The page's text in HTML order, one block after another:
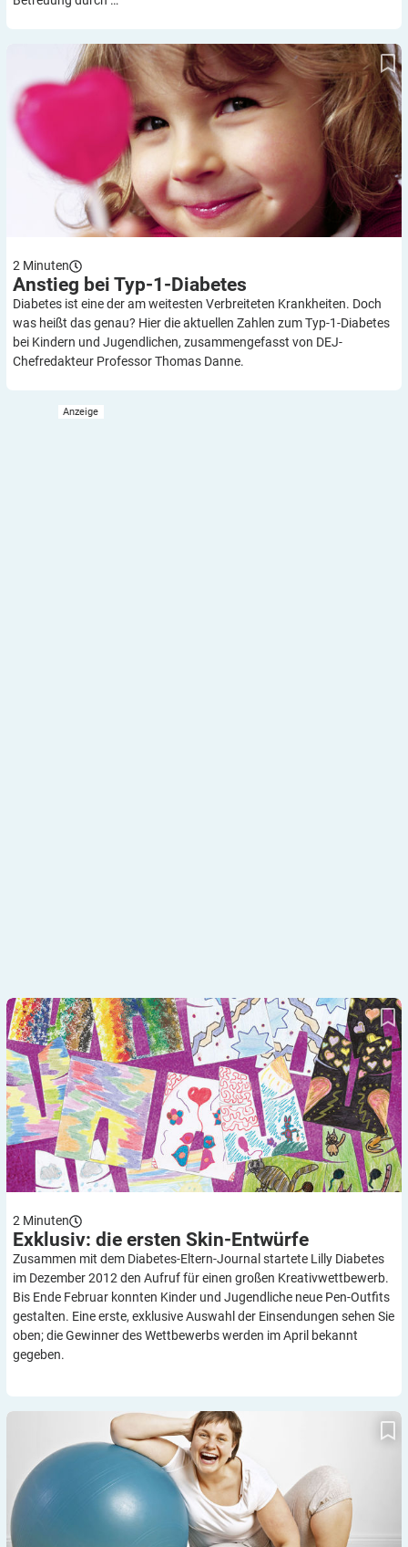
Anstieg bei Typ-1-Diabetes
2 Minuten
Anstieg bei Typ-1-Diabetes
Diabetes ist eine der am weitesten Verbreiteten Krankheiten. Doch
was heißt das genau? Hier die aktuellen Zahlen zum Typ-1-Diabetes
bei Kindern und Jugendlichen, zusammengefasst von DEJ-
Chefredakteur Professor Thomas Danne.
Exklusiv: die ersten Skin-Entwürfe
2 Minuten
Exklusiv: die ersten Skin-Entwürfe
Zusammen mit dem Diabetes-Eltern-Journal startete Lilly Diabetes
im Dezember 2012 den Aufruf für einen großen Kreativwettbewerb.
Bis Ende Februar konnten Kinder und Jugendliche neue Pen-Outfits
gestalten. Eine erste, exklusive Auswahl der Einsendungen sehen Sie
oben; die Gewinner des Wettbewerbs werden im April bekannt
gegeben.
Gesund abnehmen dank Bewegung